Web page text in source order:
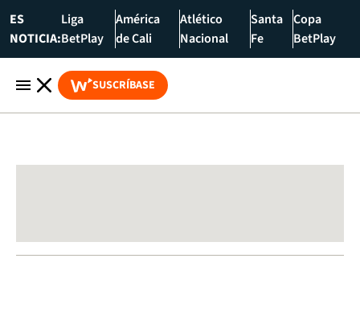
ES
NOTICIA:
Liga
BetPlay
América
de Cali
Atlético
Nacional
Santa
Fe
Copa
BetPlay
SUSCRÍBASE